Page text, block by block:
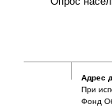
Адрес
При
Фонд